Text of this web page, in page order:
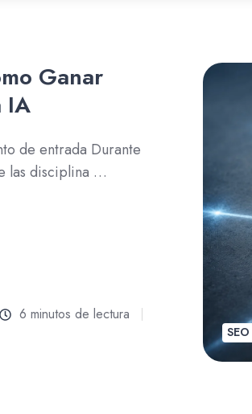
Ganar
IA
de entrada Durante
las disciplina …
6 minutos de lectura
SEO